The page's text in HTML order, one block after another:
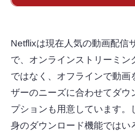
Netflixは現在人気の動画配信
で、オンラインストリーミン
ではなく、オフラインで動画
ザーのニーズに合わせてダウ
プションも用意しています。
身のダウンロード機能ではい